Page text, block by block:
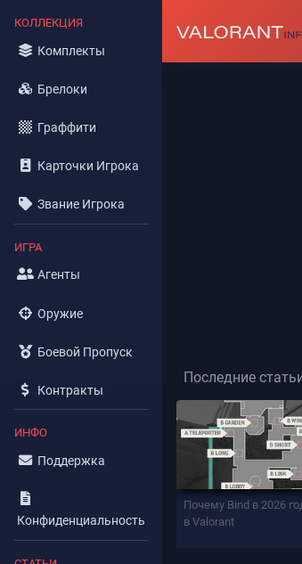
КОЛЛЕКЦИЯ
Комплекты
Брелоки
Граффити
Карточки Игрока
Звание Игрока
ИГРА
Агенты
Оружие
Боевой Пропуск
Контракты
ИНФО
Поддержка
Конфиденциальность
Последние
Почему Bind в 2026
в Valorant